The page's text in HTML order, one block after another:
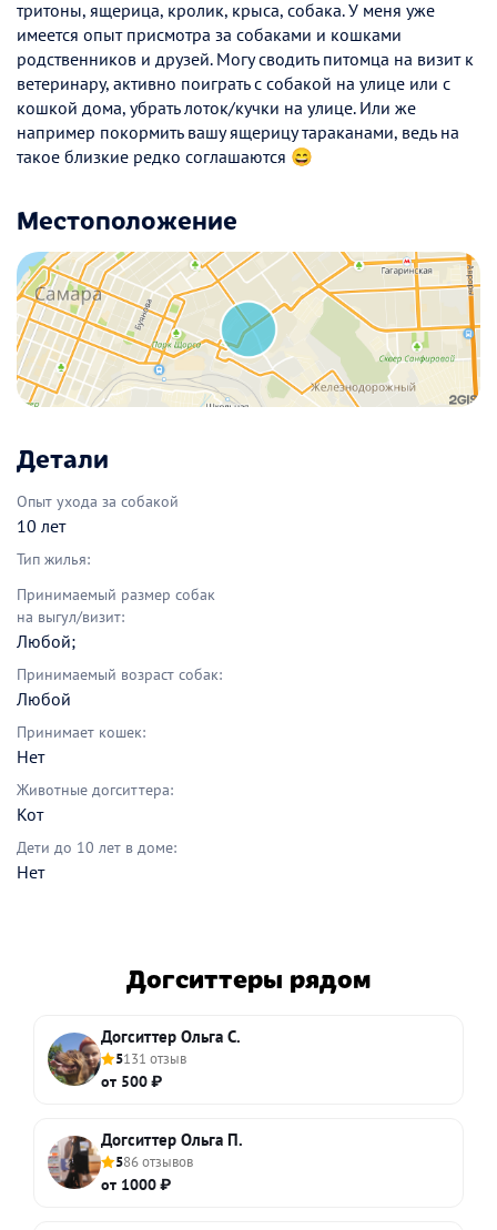
тритоны, ящерица, кролик, крыса, собака. У меня уже
имеется опыт присмотра за собаками и кошками
родственников и друзей. Могу сводить питомца на визит к
ветеринару, активно поиграть с собакой на улице или с
кошкой дома, убрать лоток/кучки на улице. Или же
например покормить вашу ящерицу тараканами, ведь на
такое близкие редко соглашаются 😄
Местоположение
Детали
Опыт ухода за собакой
10 лет
Тип жилья:
Принимаемый размер собак
на выгул/визит:
Любой;
Принимаемый возраст собак:
Любой
Принимает кошек:
Нет
Животные догситтера:
Кот
Дети до 10 лет в доме:
Нет
Догситтеры рядом
Догситтер Ольга С.
5131 отзыв
от 500 ₽
Догситтер Ольга П.
586 отзывов
от 1000 ₽